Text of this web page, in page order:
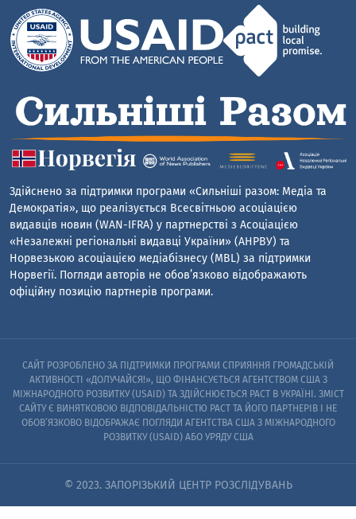
Здійснено за підтримки програми «Сильніші разом: Медіа та
Демократія», що реалізується Всесвітньою асоціацією
видавців новин (WAN-IFRA) у партнерстві з Асоціацією
«Незалежні регіональні видавці України» (АНРВУ) та
Норвезькою асоціацією медіабізнесу (MBL) за підтримки
Норвегії. Погляди авторів не обов’язково відображають
офіційну позицію партнерів програми.
САЙТ РОЗРОБЛЕНО ЗА ПІДТРИМКИ ПРОГРАМИ СПРИЯННЯ ГРОМАДСЬКІЙ
АКТИВНОСТІ «ДОЛУЧАЙСЯ!», ЩО ФІНАНСУЄТЬСЯ АГЕНТСТВОМ США З
МІЖНАРОДНОГО РОЗВИТКУ (USAID) ТА ЗДІЙСНЮЄТЬСЯ PACT В УКРАЇНІ. ЗМІСТ
САЙТУ Є ВИНЯТКОВОЮ ВІДПОВІДАЛЬНІСТЮ PACT ТА ЙОГО ПАРТНЕРІВ I НЕ
ОБОВ’ЯЗКОВО ВІДОБРАЖАЄ ПОГЛЯДИ АГЕНТСТВА США З МІЖНАРОДНОГО
РОЗВИТКУ (USAID) АБО УРЯДУ США
© 2023. ЗАПОРІЗЬКИЙ ЦЕНТР РОЗСЛІДУВАНЬ